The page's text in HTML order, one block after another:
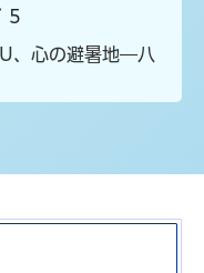
5
、心の避暑地―八